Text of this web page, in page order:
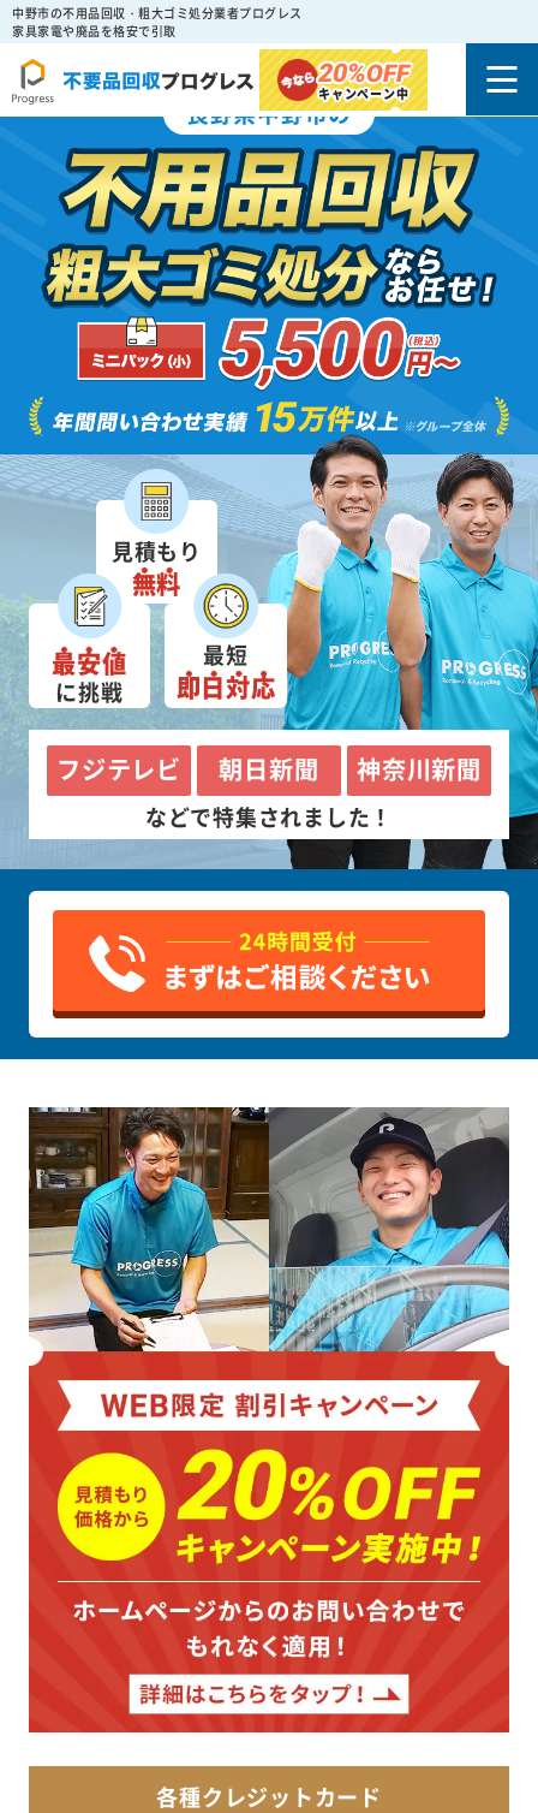
中野市の不用品回収・粗大ゴミ処分業者プログレス
家具家電や廃品を格安で引取
20%OFF
キャンペーン中
長野県中野市の
見積もり
無料
最安値
に挑戦
最短
即日対応
フジテレビ 朝日新聞 神奈川新聞
などで特集されました！
各種クレジットカード